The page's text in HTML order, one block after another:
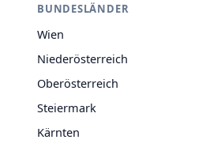
BUNDESLÄNDER
Wien
Niederösterreich
Oberösterreich
Steiermark
Kärnten